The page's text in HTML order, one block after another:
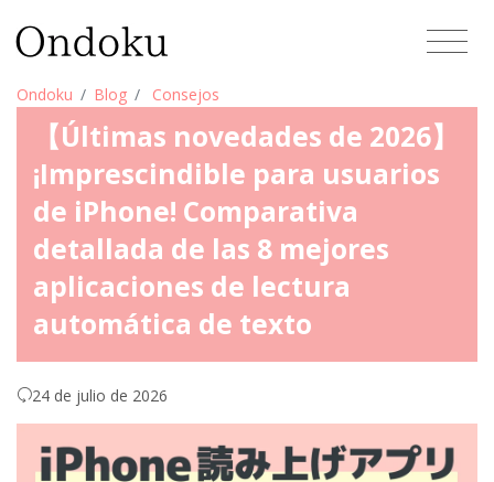
Ondoku Blog Consejos
【Últimas novedades de 2026】
¡Imprescindible para usuarios
de iPhone! Comparativa
detallada de las 8 mejores
aplicaciones de lectura
automática de texto
24 de julio de 2026